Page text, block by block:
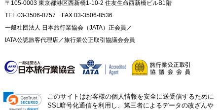
〒105-0003 東京都港区西新橋1-10-2 住友生命西新橋ビルB1階
TEL 03-3506-0757 FAX 03-3506-8536
一般社団法人 日本旅行業協会（JATA）正会員／
IATA公認旅客代理店／旅行業公正取引協議会会員
このサイトはお客様の個人情報を安全に送受信するために
SSL暗号化通信を利用し、第三者によるデータの改ざんや